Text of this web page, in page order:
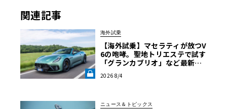
関連記事
海外試乗
【海外試乗】マセラティが放つV
6の咆哮。聖地トリエステで試す
「グランカブリオ」など最新ト
LANT LAB》
2026 8/4
ニュース＆トピックス